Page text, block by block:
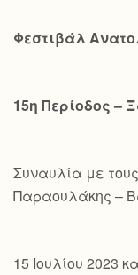
Φεστιβάλ
15η Περίοδος –
Συναυλία με
Παραουλάκης –
15 Ιουλίου 2023